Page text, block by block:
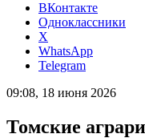
ВКонтакте
Одноклассники
X
WhatsApp
Telegram
09:08, 18 июня 2026
Томские